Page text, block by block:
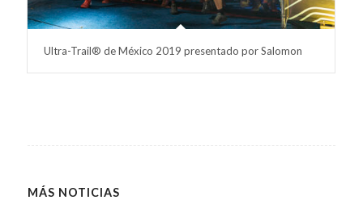
Ultra-Trail® de México 2019 presentado por Salomon
MÁS NOTICIAS